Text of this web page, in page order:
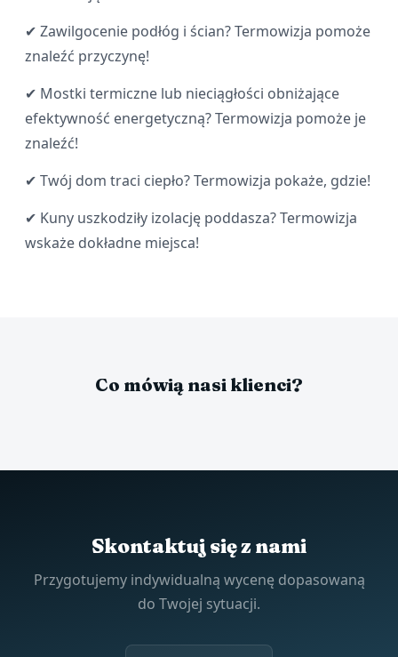
✔ Zawilgocenie podłóg i ścian? Termowizja pomoże
znaleźć przyczynę!
✔ Mostki termiczne lub nieciągłości obniżające
efektywność energetyczną? Termowizja pomoże je
znaleźć!
✔ Twój dom traci ciepło? Termowizja pokaże, gdzie!
✔ Kuny uszkodziły izolację poddasza? Termowizja
wskaże dokładne miejsca!
Co mówią nasi klienci?
Skontaktuj się z nami
Przygotujemy indywidualną wycenę dopasowaną
do Twojej sytuacji.